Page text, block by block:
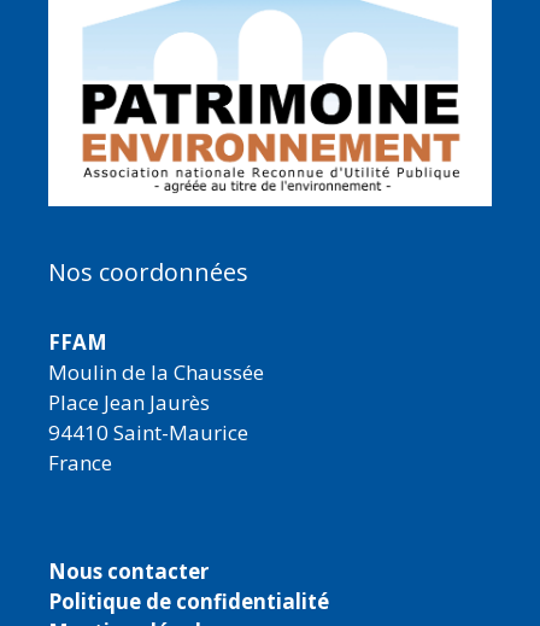
Nos coordonnées
FFAM
Moulin de la Chaussée
Place Jean Jaurès
94410 Saint-Maurice
France
Nous contacter
Politique de confidentialité